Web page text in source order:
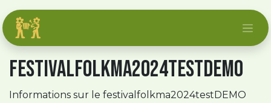
festivalfolkma2024testDEMO
Informations sur le festivalfolkma2024testDEMO